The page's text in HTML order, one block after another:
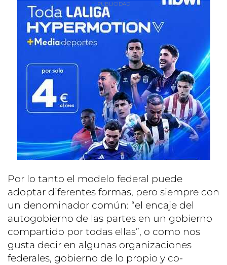
Por lo tanto el modelo federal puede
adoptar diferentes formas, pero siempre con
un denominador común: “el encaje del
autogobierno de las partes en un gobierno
compartido por todas ellas”, o como nos
gusta decir en algunas organizaciones
federales, gobierno de lo propio y co-